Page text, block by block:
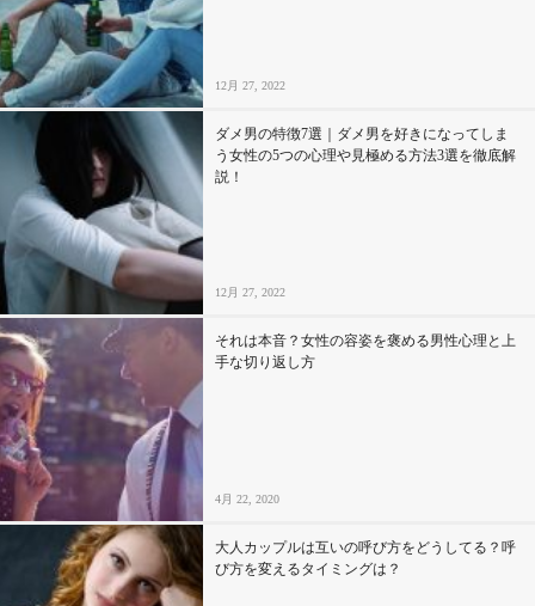
12月 27, 2022
ダメ男の特徴7選｜ダメ男を好きになってしま
う女性の5つの心理や見極める方法3選を徹底解
説！
12月 27, 2022
それは本音？女性の容姿を褒める男性心理と上
手な切り返し方
4月 22, 2020
大人カップルは互いの呼び方をどうしてる？呼
び方を変えるタイミングは？